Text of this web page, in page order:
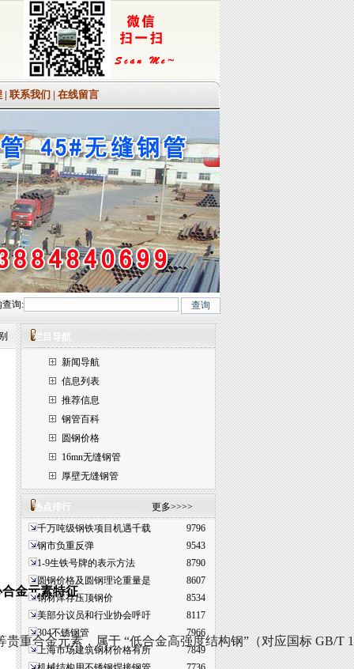
| 联系我们 | 在线留言
、Cr5Mo、12CrMo(T12)、12Cr1MoV、12Cr1MoVG、10CrMo910、 15CrMo、
查询:
金元素特征
贵重合金元素，属于 “低合金高强度结构钢”（对应国标 GB/T
栏目导航
新闻导航
信息列表
推荐信息
钢管百科
圆钢价格
16mn无缝钢管
厚壁无缝钢管
热点排行
更多>>>>
千万吨级钢铁项目机遇千载
9796
钢市负重反弹
9543
1-9生铁号牌的表示方法
8790
圆钢价格及圆钢理论重量是
8607
钢材库存压顶钢价
8534
美部分议员和行业协会呼吁
8117
304不锈钢管
7966
上海市场建筑钢材价格有所
7849